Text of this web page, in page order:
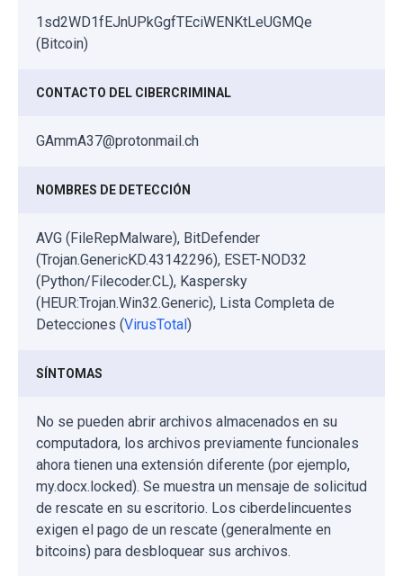
1sd2WD1fEJnUPkGgfTEciWENKtLeUGMQe
(Bitcoin)
CONTACTO DEL CIBERCRIMINAL
GAmmA37@protonmail.ch
NOMBRES DE DETECCIÓN
AVG (FileRepMalware), BitDefender
(Trojan.GenericKD.43142296), ESET-NOD32
(Python/Filecoder.CL), Kaspersky
(HEUR:Trojan.Win32.Generic), Lista Completa de
Detecciones (VirusTotal )
SÍNTOMAS
No se pueden abrir archivos almacenados en su
computadora, los archivos previamente funcionales
ahora tienen una extensión diferente (por ejemplo,
my.docx.locked). Se muestra un mensaje de solicitud
de rescate en su escritorio. Los ciberdelincuentes
exigen el pago de un rescate (generalmente en
bitcoins) para desbloquear sus archivos.